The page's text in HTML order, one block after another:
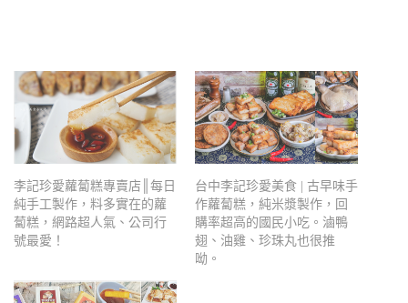
李記珍愛蘿蔔糕專賣店║每日
純手工製作，料多實在的蘿
蔔糕，網路超人氣、公司行
號最愛！
台中李記珍愛美食 | 古早味手
作蘿蔔糕，純米漿製作，回
購率超高的國民小吃。滷鴨
翅、油雞、珍珠丸也很推
呦。